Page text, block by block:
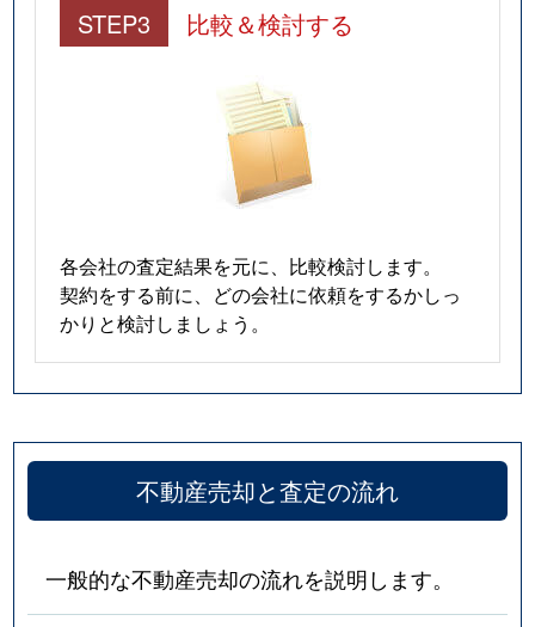
STEP3 比較＆検討する
各会社の査定結果を元に、比較検討します。
契約をする前に、どの会社に依頼をするかしっ
かりと検討しましょう。
不動産売却と査定の流れ
一般的な不動産売却の流れを説明します。